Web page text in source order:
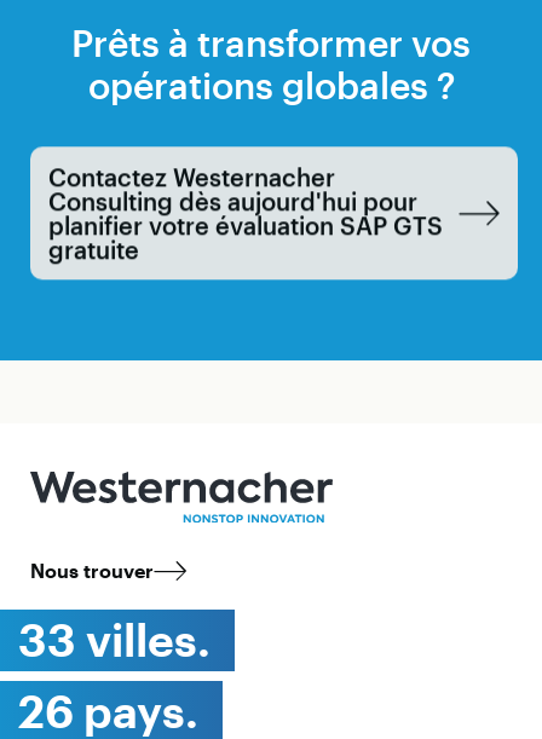
Prêts à transformer vos
opérations globales ?
Contactez Westernacher
Consulting dès aujourd'hui pour
planifier votre évaluation SAP GTS
gratuite
Nous trouver
33 villes.
26 pays.